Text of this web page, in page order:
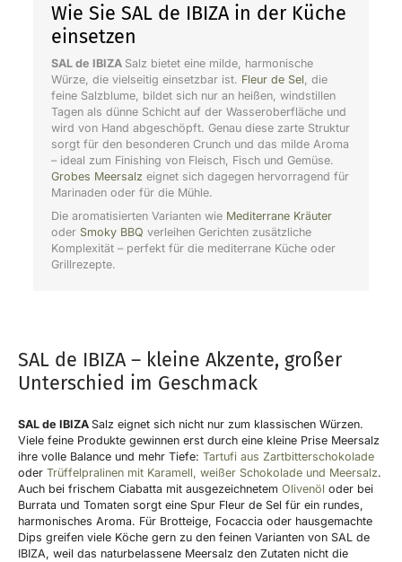
Wie Sie SAL de IBIZA in der Küche
einsetzen
SAL de IBIZA Salz bietet eine milde, harmonische
Würze, die vielseitig einsetzbar ist. Fleur de Sel, die
feine Salzblume, bildet sich nur an heißen, windstillen
Tagen als dünne Schicht auf der Wasseroberfläche und
wird von Hand abgeschöpft. Genau diese zarte Struktur
sorgt für den besonderen Crunch und das milde Aroma
– ideal zum Finishing von Fleisch, Fisch und Gemüse.
Grobes Meersalz eignet sich dagegen hervorragend für
Marinaden oder für die Mühle.
Die aromatisierten Varianten wie Mediterrane Kräuter
oder Smoky BBQ verleihen Gerichten zusätzliche
Komplexität – perfekt für die mediterrane Küche oder
Grillrezepte.
SAL de IBIZA – kleine Akzente, großer
Unterschied im Geschmack
SAL de IBIZA Salz eignet sich nicht nur zum klassischen Würzen.
Viele feine Produkte gewinnen erst durch eine kleine Prise Meersalz
ihre volle Balance und mehr Tiefe: Tartufi aus Zartbitterschokolade
oder Trüffelpralinen mit Karamell, weißer Schokolade und Meersalz.
Auch bei frischem Ciabatta mit ausgezeichnetem Olivenöl oder bei
Burrata und Tomaten sorgt eine Spur Fleur de Sel für ein rundes,
harmonisches Aroma. Für Brotteige, Focaccia oder hausgemachte
Dips greifen viele Köche gern zu den feinen Varianten von SAL de
IBIZA, weil das naturbelassene Meersalz den Zutaten nicht die